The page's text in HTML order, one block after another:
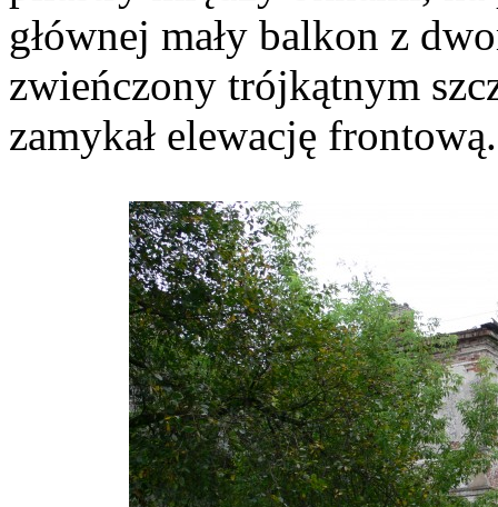
głównej mały balkon z
zwieńczony trójkątnym
zamykał elewację frontową.